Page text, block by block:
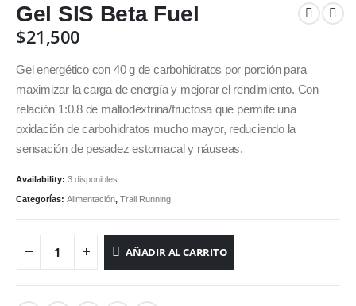
Gel SIS Beta Fuel
$21,500
Gel energético con 40 g de carbohidratos por porción para
maximizar la carga de energía y mejorar el rendimiento. Con
relación 1:0.8 de maltodextrina/fructosa que permite una
oxidación de carbohidratos mucho mayor, reduciendo la
sensación de pesadez estomacal y náuseas.
Availability: 3 disponibles
Categorías: Alimentación, Trail Running
AÑADIR AL CARRITO